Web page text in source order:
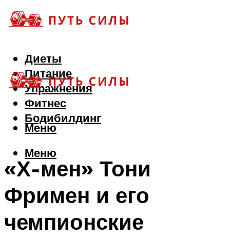
Диеты
Питание
Упражнения
Фитнес
Бодибилдинг
Меню
Меню
«Х-мен» Тони
Фримен и его
чемпионские